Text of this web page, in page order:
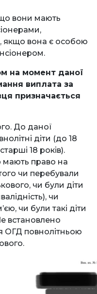
вони мають
якщо вона є особою
на момент даної
виплата за
призначається
До даної
діти (до 18
18 років).
мають право на
чи перебували
чи були діти
чи
чи були такі діти
встановлено
повнолітньою